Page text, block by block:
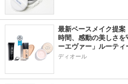
最新ベースメイク提
時間、感動の美しさ
ーエヴァー」ルーティ
ディオール